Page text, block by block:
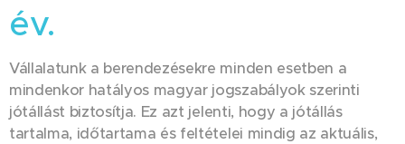
év.
Vállalatunk a berendezésekre minden esetben a
mindenkor hatályos magyar jogszabályok szerinti
jótállást biztosítja. Ez azt jelenti, hogy a jótállás
tartalma, időtartama és feltételei mindig az aktuális,